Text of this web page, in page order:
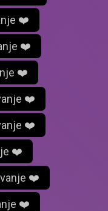
❤️
❤️
❤️
❤️
❤️
❤️
❤️
❤️